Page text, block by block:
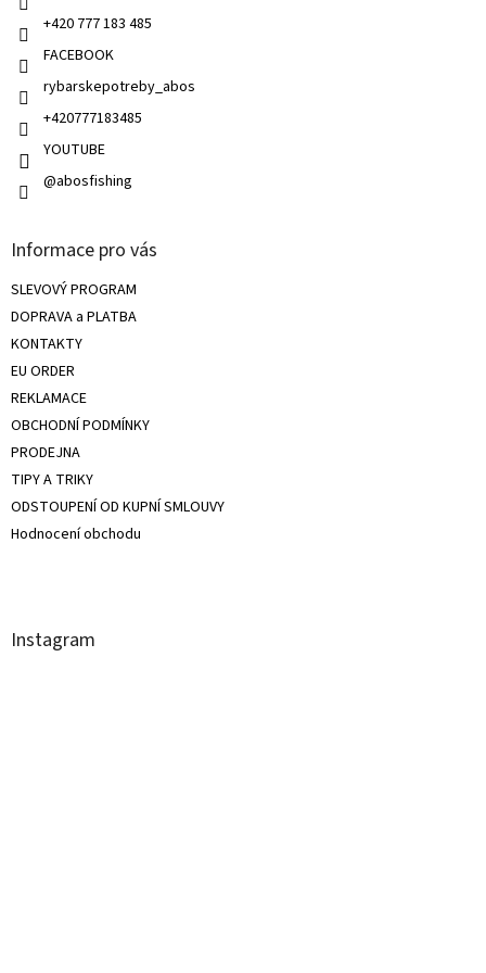
+420 777 183 485
FACEBOOK
rybarskepotreby_abos
+420777183485
YOUTUBE
@abosfishing
Informace pro vás
SLEVOVÝ PROGRAM
DOPRAVA a PLATBA
KONTAKTY
EU ORDER
REKLAMACE
OBCHODNÍ PODMÍNKY
PRODEJNA
TIPY A TRIKY
ODSTOUPENÍ OD KUPNÍ SMLOUVY
Hodnocení obchodu
Instagram